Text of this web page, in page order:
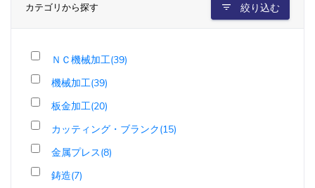
カテゴリから探す 絞り込む
ＮＣ機械加工(39)
機械加工(39)
板金加工(20)
カッティング・ブランク(15)
金属プレス(8)
鋳造(7)